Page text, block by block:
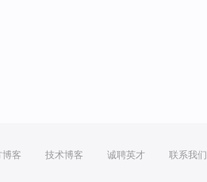
博客 技术博客 诚聘英才 联系我们